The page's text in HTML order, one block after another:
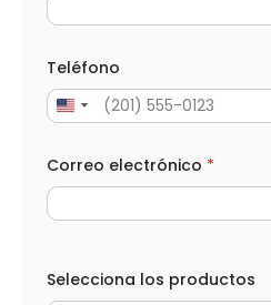
Teléfono
Correo electrónico *
Selecciona los productos